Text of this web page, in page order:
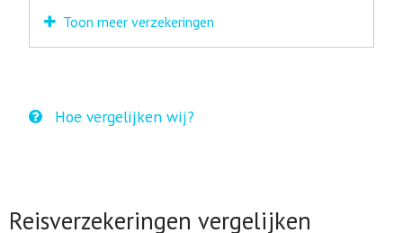
Toon meer verzekeringen
Hoe vergelijken wij?
Reisverzekeringen vergelijken